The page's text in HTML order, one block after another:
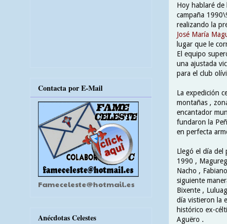
Hoy hablaré
campaña
realizando la
José María
lugar que le
El equipo
una ajustada
para el club
La expedición
montañas ,
encantador
fundaron la
en perfecta
Llegó el día
1990 ,
Nacho ,
siguiente
Bixente ,
día vistieron la
histórico ex-
Aguëro .
Contacta por E-Mail
Fameceleste@hotmail.es
Anécdotas Celestes